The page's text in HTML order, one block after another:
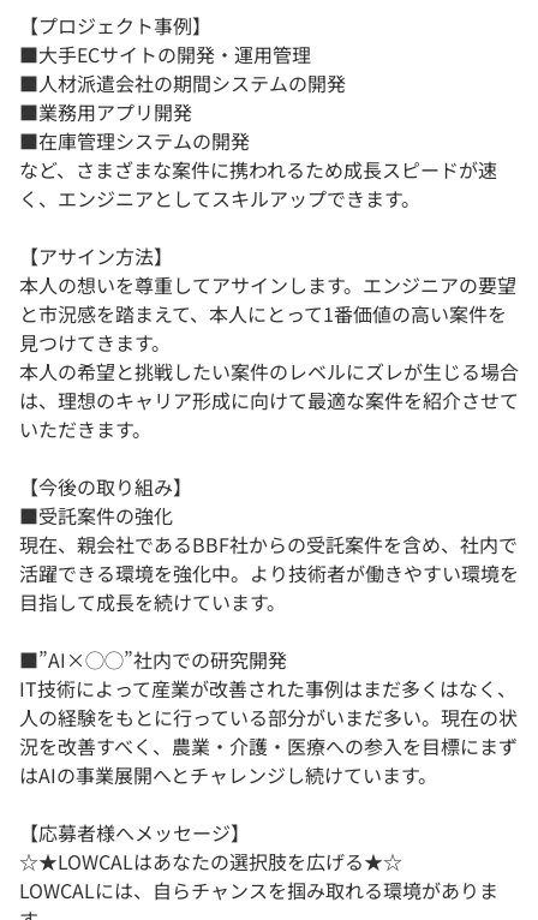
【プロジェクト事例】
■大手ECサイトの開発・運用管理
■人材派遣会社の期間システムの開発
■業務用アプリ開発
■在庫管理システムの開発
など、さまざまな案件に携われるため成長スピードが速
く、エンジニアとしてスキルアップできます。
【アサイン方法】
本人の想いを尊重してアサインします。エンジニアの要望
と市況感を踏まえて、本人にとって1番価値の高い案件を
見つけてきます。
本人の希望と挑戦したい案件のレベルにズレが生じる場合
は、理想のキャリア形成に向けて最適な案件を紹介させて
いただきます。
【今後の取り組み】
■受託案件の強化
現在、親会社であるBBF社からの受託案件を含め、社内で
活躍できる環境を強化中。より技術者が働きやすい環境を
目指して成長を続けています。
■”AI×◯◯”社内での研究開発
IT技術によって産業が改善された事例はまだ多くはなく、
人の経験をもとに行っている部分がいまだ多い。現在の状
況を改善すべく、農業・介護・医療への参入を目標にまず
はAIの事業展開へとチャレンジし続けています。
【応募者様へメッセージ】
☆★LOWCALはあなたの選択肢を広げる★☆
LOWCALには、自らチャンスを掴み取れる環境がありま